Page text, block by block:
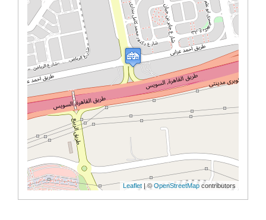
Leaflet | © OpenStreetMap contributors